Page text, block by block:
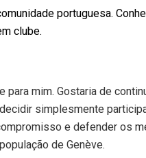
portuguesa.
clube.
mim. Gostaria de
simplesmente
e defender os
de Genève.